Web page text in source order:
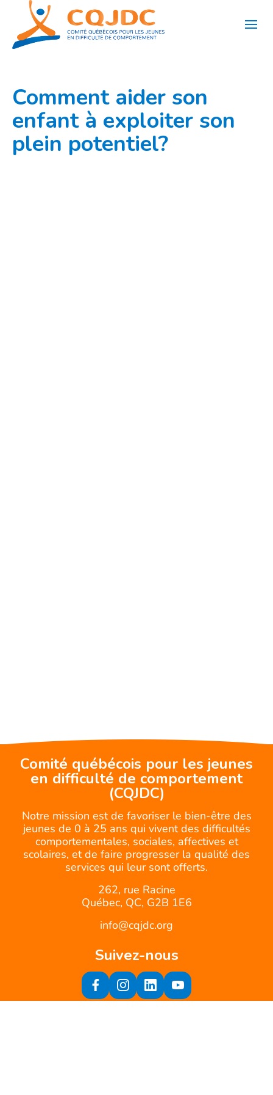
contenu
Comment aider son
enfant à exploiter son
plein potentiel?
Comité québécois pour les jeunes
en difficulté de comportement
(CQJDC)
Notre mission est de favoriser le bien-être des
jeunes de 0 à 25 ans qui vivent des difficultés
comportementales, sociales, affectives et
scolaires, et de faire progresser la qualité des
services qui leur sont offerts.
262, rue Racine
Québec, QC, G2B 1E6
info@cqjdc.org
Suivez-nous